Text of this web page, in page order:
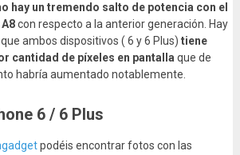
hay un tremendo salto de potencia con el
con respecto a la anterior generación. Hay
ambos dispositivos ( 6 y 6 Plus) tiene
cantidad de píxeles en pantalla que de
habría aumentado notablemente.
6 / 6 Plus
podéis encontrar fotos con las